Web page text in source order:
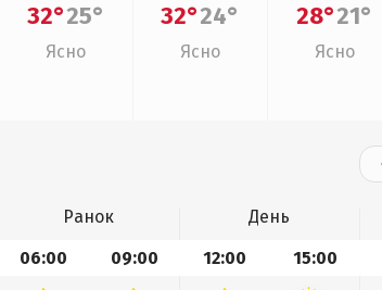
32°25°
Ясно
32°24°
Ясно
28°21°
Ясно
Ранок День
06:00 09:00 12:00 15:00